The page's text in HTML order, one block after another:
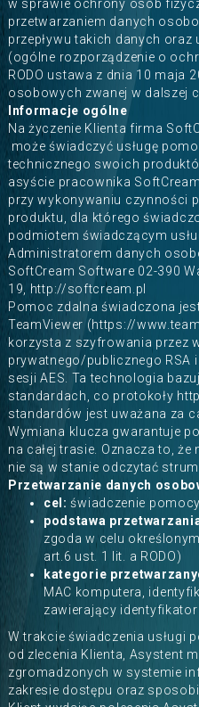
w sprawie ochrony osób
przetwarzaniem danych
przepływu takich danych
(ogólne rozporządzenie o
RODO ustawa z dnia 10 maja
osobowych zwanej w dalszej
Informacje ogólne
Na życzenie Klienta firma
może świadczyć usługę
technicznego swoich
asyście pracownika
przy wykonywaniu czynności
produktu, dla którego
podmiotem świadczącym
Administratorem danych
SoftCream Software 02-390
19, http://softcream.pl
Pomoc zdalna świadczona
TeamViewer (https://
korzysta z szyfrowania przez
prywatnego/publicznego RSA
sesji AES. Ta technologia
standardach, co protokoły
standardów jest uważana za
Wymiana klucza gwarantuje
na całej trasie. Oznacza to,
nie są w stanie odczytać
Przetwarzanie danych
cel: świadczenie
podstawa
zgoda w celu
art.6 ust. 1 lit. a RODO)
kategorie
MAC komputera,
zawierający identyfikator
W trakcie świadczenia usługi
od zlecenia Klienta, Asystent
zgromadzonych w systemie
zakresie dostępu oraz